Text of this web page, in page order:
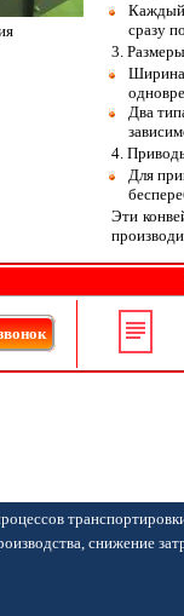
Каждый
сразу
3.
Ширина
Два
4.
Для
Эти
снижение